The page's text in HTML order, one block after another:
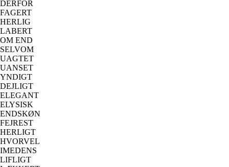
DERFOR
FAGERT
HERLIG
LABERT
OM END
SELVOM
UAGTET
UANSET
YNDIGT
DEJLIGT
ELEGANT
ELYSISK
ENDSKØN
FEJREST
HERLIGT
HVORVEL
IMEDENS
LIFLIGT